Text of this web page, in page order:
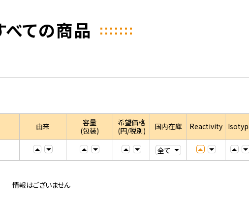
べての商品
由来
容量
(包装)
希望価格
(円/税別)
国内在庫 Reactivity
情報はございません